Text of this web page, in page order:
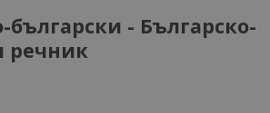
български - Българско-
речник